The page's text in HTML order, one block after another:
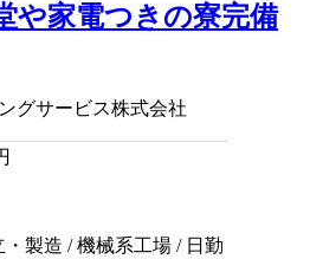
や家電つきの寮完備
グサービス株式会社
製造 / 機械系工場 / 日勤